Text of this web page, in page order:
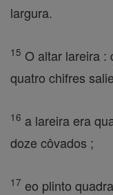
largura.
15 O altar lareira :
quatro chifres
16 a lareira era
doze côvados ;
17 eo plinto